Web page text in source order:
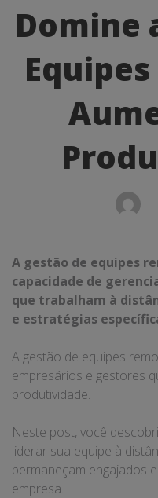
a
Gestão
de
Equipes
Remotas
Aumente
Domine
A gestão de equipes
capacidade de
que trabalham à
e estratégias
A gestão de equipes
empresários e gestores
produtividade.
Neste post, você
liderar sua equipe à
permaneçam engajados
empresa.